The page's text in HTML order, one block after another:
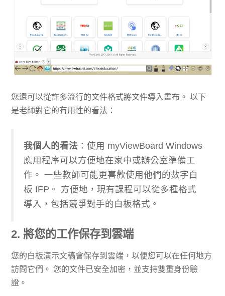
您還可以從許多流行的文件格式將文件導入畫布。 以下
是老師對它的有用性的看法：
我個人的看法 ：使用 myViewBoard Windows
應用程序可以方便地在家中或辦公室準備工
作。 一些教師可能更喜歡使用他們的數字白
板 IFP。 方便地，現有課程可以從多種格式
導入，包括競爭對手的白板格式。
2. 將您的工作保存到雲端
您的白板演示文稿會保存到雲端，以便您可以在任何地方
訪問它們。 您的文件已安全加密，並支持雙重身份驗
證。